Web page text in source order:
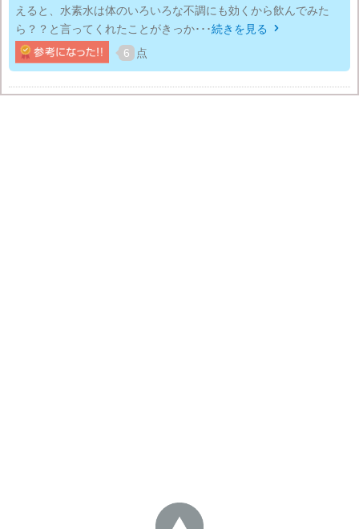
えると、水素水は体のいろいろな不調にも効くから飲んでみた
ら？？と言ってくれたことがきっか･･･続きを見る 
6 点